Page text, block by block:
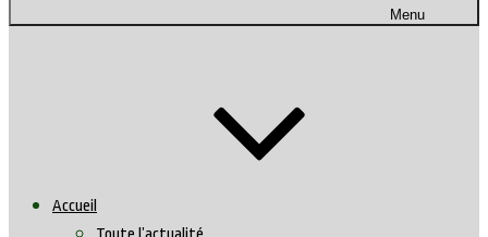
Menu
Accueil